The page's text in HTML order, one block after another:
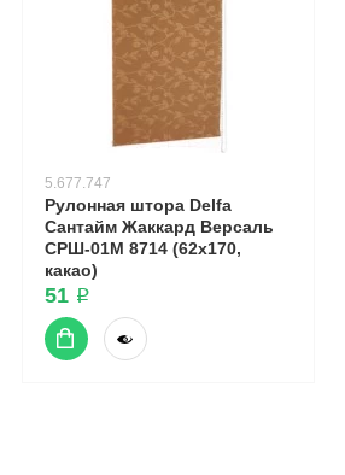
5.677.747
Рулонная штора Delfa
Сантайм Жаккард Версаль
СРШ-01М 8714 (62x170,
какао)
51 ₽